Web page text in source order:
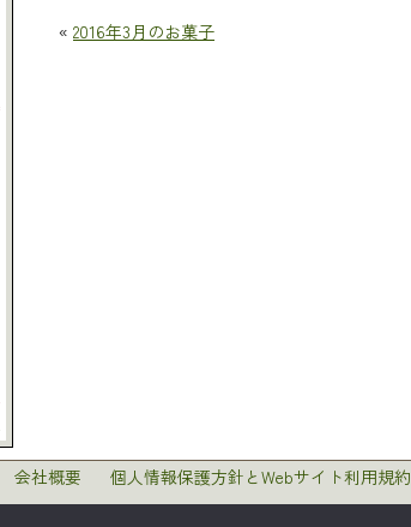
« 2016年3月のお菓子
会社概要 個人情報保護方針とWebサイト利用規約